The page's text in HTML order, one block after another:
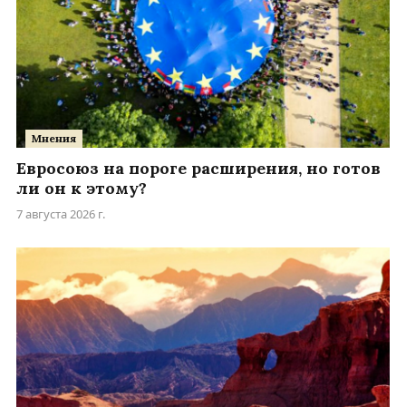
Мнения
Евросоюз на пороге расширения, но готов
ли он к этому?
7 августа 2026 г.